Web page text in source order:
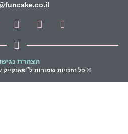
הצהרת
© כל הזכויות שמורות ל״פאנקייק